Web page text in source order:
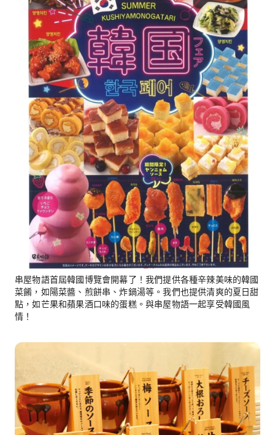
串屋物語首屆韓國博覽會開幕了！我們提供各種辛辣美味的韓國
菜餚，如陽菜醬、煎餅串、炸鍋湯等。我們也提供清爽的夏日甜
點，如芒果和蘋果酒口味的蛋糕。與串屋物語一起享受韓國風
情！